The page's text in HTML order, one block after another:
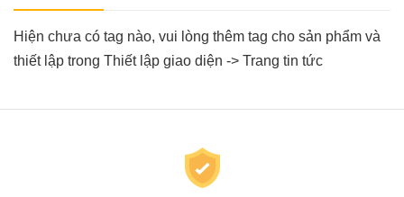
Hiện chưa có tag nào, vui lòng thêm tag cho sản phẩm và
thiết lập trong Thiết lập giao diện -> Trang tin tức